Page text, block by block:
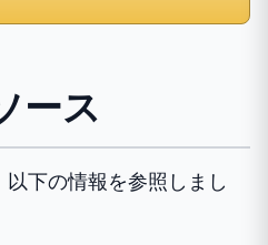
ース
下の情報を参照しまし